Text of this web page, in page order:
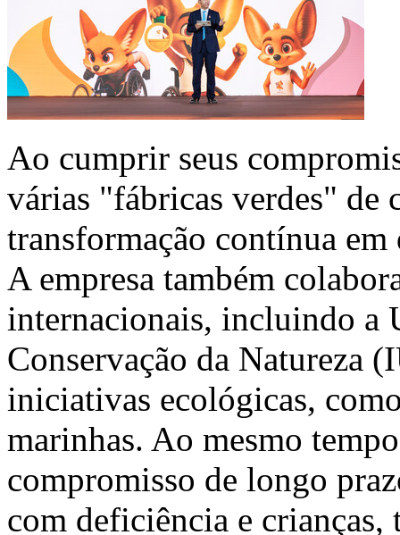
Ao cumprir seus
várias "fábricas verdes" de
transformação contínua
A empresa também
internacionais, incluindo a
Conservação da Natureza
iniciativas ecológicas,
marinhas. Ao mesmo
compromisso de longo
com deficiência e